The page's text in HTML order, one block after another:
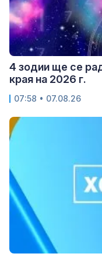
4 зодии ще се
края на 2026 г.
07:58 • 07.08.26